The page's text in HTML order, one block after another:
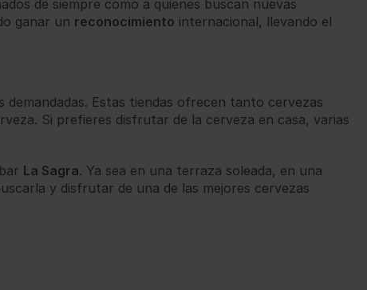
de siempre como a quienes buscan nuevas
ganar un reconocimiento internacional, llevando el
demandadas. Estas tiendas ofrecen tanto cervezas
Si prefieres disfrutar de la cerveza en casa, varias
La Sagra. Ya sea en una terraza soleada, en una
y disfrutar de una de las mejores cervezas